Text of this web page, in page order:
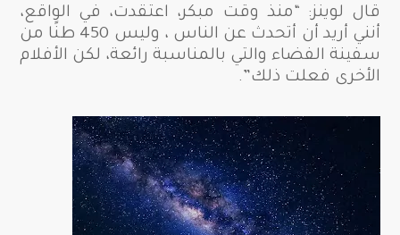
قال لوينز: “منذ وقت مبكر، اعتقدت، في الواقع،
أنني أريد أن أتحدث عن الناس ، وليس 450 طنًا من
سفينة الفضاء والتي بالمناسبة رائعة، لكن الأفلام
الأخرى فعلت ذلك”.